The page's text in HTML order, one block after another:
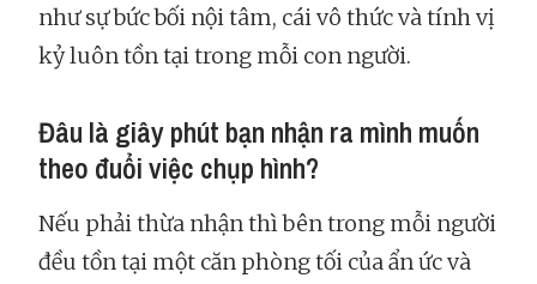
như sự bức bối nội tâm, cái vô thức và tính vị
kỷ luôn tồn tại trong mỗi con người.
Đâu là giây phút bạn nhận ra mình muốn
theo đuổi việc chụp hình?
Nếu phải thừa nhận thì bên trong mỗi người
đều tồn tại một căn phòng tối của ẩn ức và